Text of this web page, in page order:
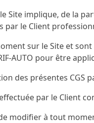
Site implique, de la
par le Client
sur le Site et
AUTO pour être
des présentes CGS
par le Client
modifier à tout